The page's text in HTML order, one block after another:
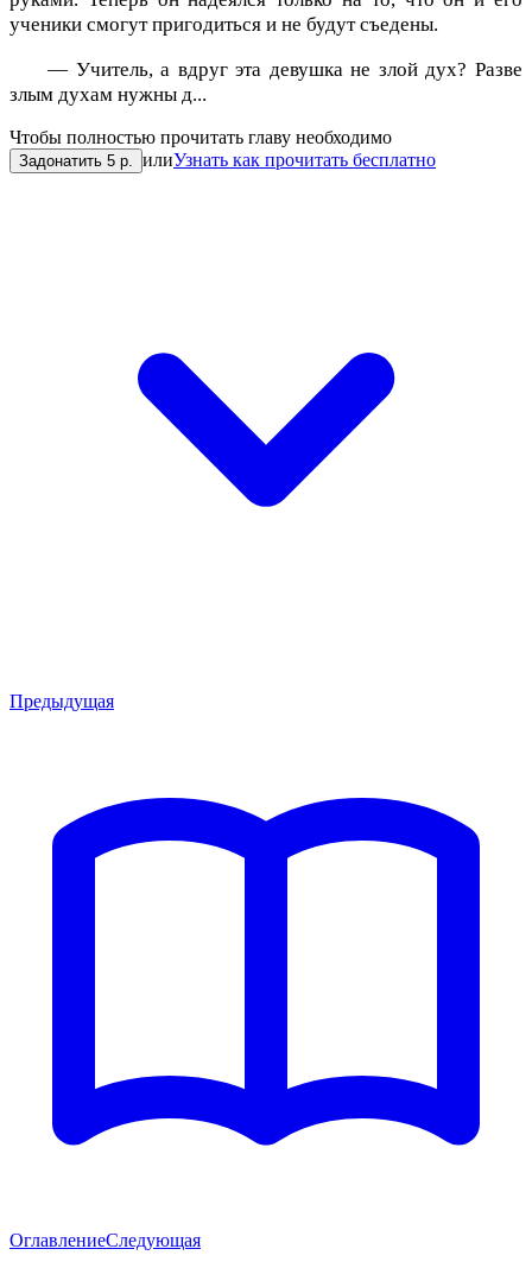
ученики смогут пригодиться и не будут съедены.
— Учитель, а вдруг эта девушка не злой дух? Разве
злым духам нужны д...
Чтобы полностью прочитать главу необходимо
Задонатить 5 р. илиУзнать как прочитать бесплатно
Предыдущая
ОглавлениеСледующая